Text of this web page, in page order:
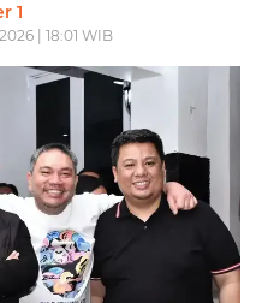
1
| 18:01 WIB